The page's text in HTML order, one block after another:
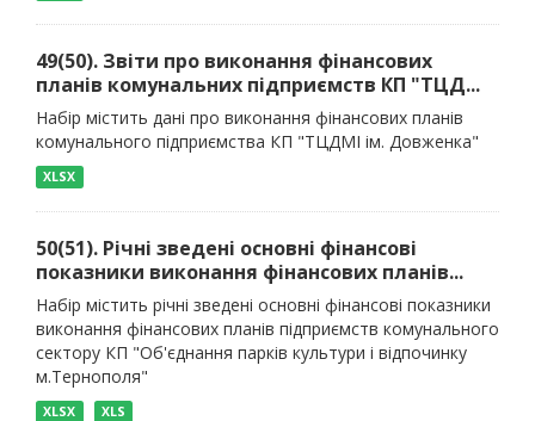
49(50). Звіти про виконання фінансових
планів комунальних підприємств КП "ТЦД...
Набір містить дані про виконання фінансових планів
комунального підприємства КП "ТЦДМІ ім. Довженка"
XLSX
50(51). Річні зведені основні фінансові
показники виконання фінансових планів...
Набір містить річні зведені основні фінансові показники
виконання фінансових планів підприємств комунального
сектору КП "Об'єднання парків культури і відпочинку
м.Тернополя"
XLSX XLS